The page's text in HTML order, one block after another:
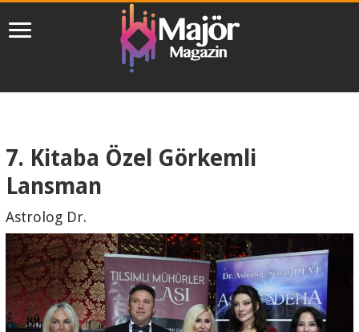
7. Kitaba Özel Görkemli
Lansman
Astrolog Dr.